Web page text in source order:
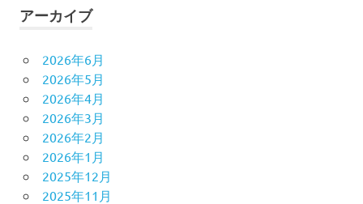
アーカイブ
2026年6月
2026年5月
2026年4月
2026年3月
2026年2月
2026年1月
2025年12月
2025年11月